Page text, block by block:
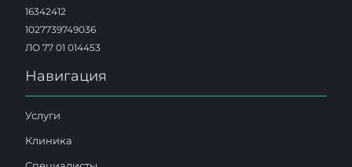
16342412
1027739749036
ЛО 77 01 014453
Навигация
Услуги
Клиника